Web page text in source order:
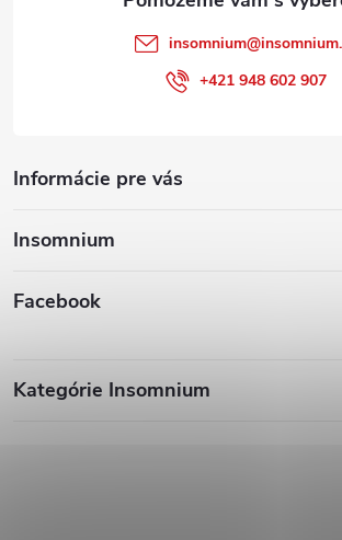
Informácie pre vás
Insomnium
Facebook
insomnium@
+421 948 602 907
Kategórie Insomnium